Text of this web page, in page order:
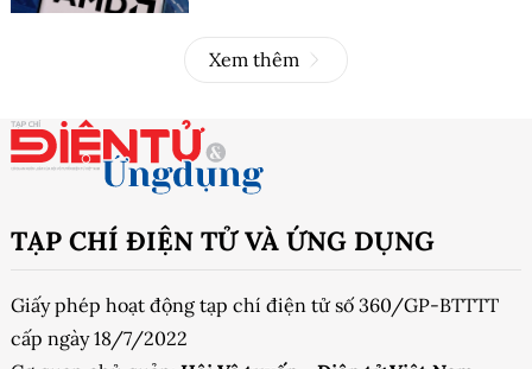
Xem thêm
TẠP CHÍ ĐIỆN TỬ VÀ ỨNG DỤNG
Giấy phép hoạt động tạp chí điện tử số 360/GP-BTTTT
cấp ngày 18/7/2022